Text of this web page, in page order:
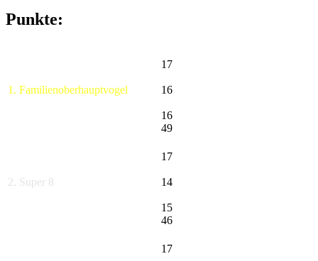
Punkte:
1. Familienoberhauptvogel
17
16
16
49
2. Super 8
17
14
15
46
17